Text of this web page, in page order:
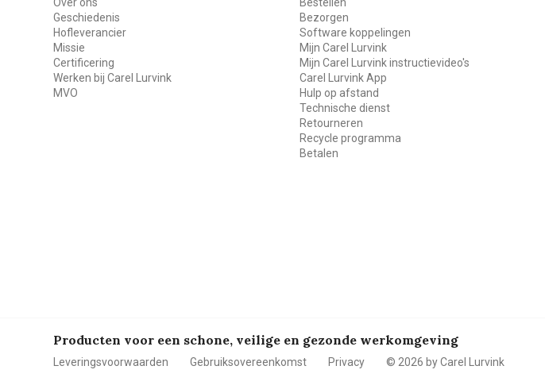
Geschiedenis
Hofleverancier
Missie
Certificering
Werken bij Carel Lurvink
MVO
Bezorgen
Software koppelingen
Mijn Carel Lurvink
Mijn Carel Lurvink instructievideo's
Carel Lurvink App
Hulp op afstand
Technische dienst
Retourneren
Recycle programma
Betalen
Producten voor een schone, veilige en gezonde werkomgeving
Leveringsvoorwaarden Gebruiksovereenkomst Privacy © 2026 by Carel Lurvink